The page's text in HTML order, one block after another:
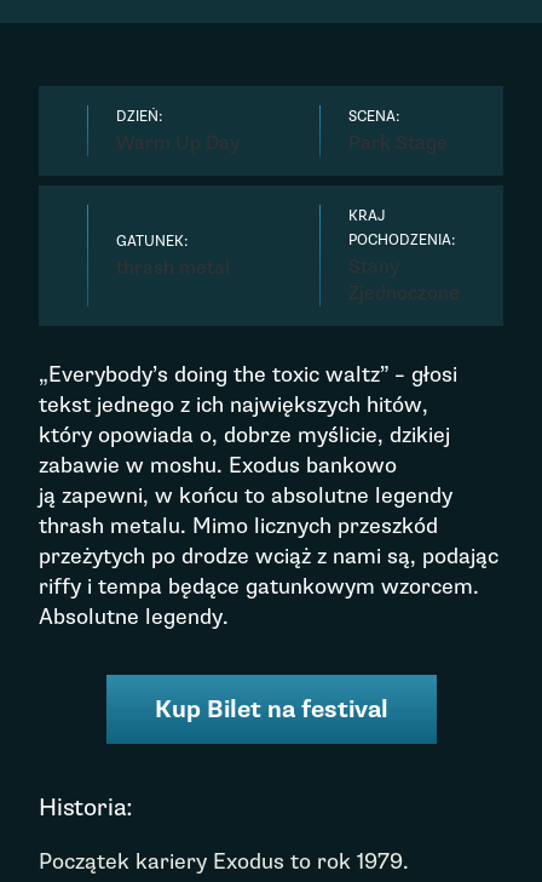
DZIEŃ:
Warm Up Day
SCENA:
Park Stage
GATUNEK:
thrash metal
KRAJ
POCHODZENIA:
Stany
Zjednoczone
„Everybody’s doing the toxic waltz” – głosi
tekst jednego z ich największych hitów,
który opowiada o, dobrze myślicie, dzikiej
zabawie w moshu. Exodus bankowo
ją zapewni, w końcu to absolutne legendy
thrash metalu. Mimo licznych przeszkód
przeżytych po drodze wciąż z nami są, podając
riffy i tempa będące gatunkowym wzorcem.
Absolutne legendy.
Kup Bilet na festival
Historia:
Początek kariery Exodus to rok 1979.